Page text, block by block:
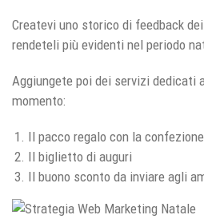
Createvi uno storico di feedback
rendeteli più evidenti nel periodo
Aggiungete poi dei servizi dedicati
momento:
Il pacco regalo con la confezione
Il biglietto di auguri
Il buono sconto da inviare agli